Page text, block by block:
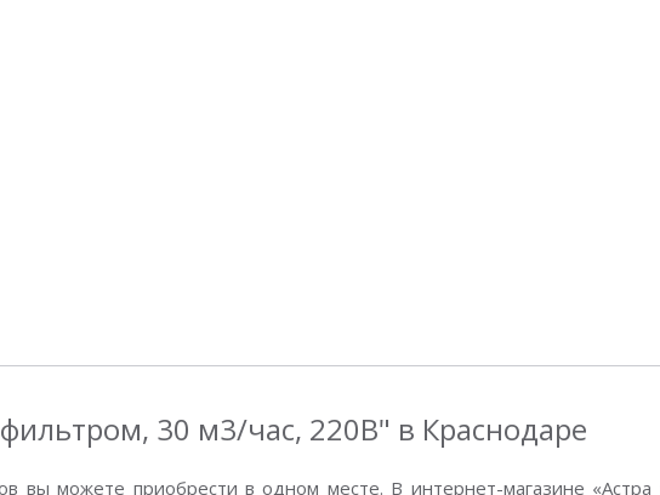
30 м3/час, 220В" в Краснодаре
вы можете приобрести в одном месте. В интернет-магазине «Астра